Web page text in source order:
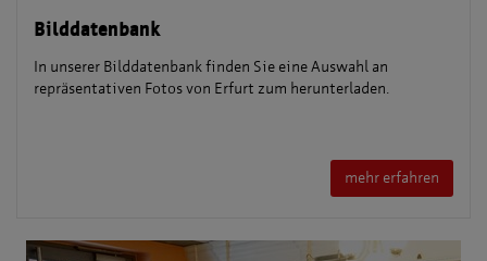
Bilddatenbank
In unserer Bilddatenbank finden Sie eine Auswahl an
repräsentativen Fotos von Erfurt zum herunterladen.
mehr erfahren